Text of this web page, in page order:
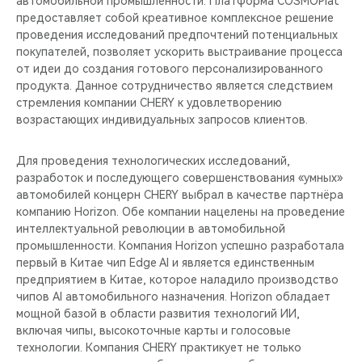
CHERY И СПОРТ
НАШИ МЕРОПРИЯТИЯ
ВИДЕООБЗОРЫ
CHERY ДЛЯ ДЕТЕЙ
предоставляет собой креативное комплексное решение
проведения исследований предпочтений потенциальных
покупателей, позволяет ускорить выстраивание процесса
от идеи до создания готового персонализированного
продукта. Данное сотрудничество является следствием
стремления компании CHERY к удовлетворению
возрастающих индивидуальных запросов клиентов.
Для проведения технологических исследований,
разработок и последующего совершенствования «умных»
автомобилей концерн CHERY выбрал в качестве партнёра
компанию Horizon. Обе компании нацелены на проведение
интеллектуальной революции в автомобильной
промышленности. Компания Horizon успешно разработала
первый в Китае чип Edge AI и является единственным
предприятием в Китае, которое наладило производство
чипов AI автомобильного назначения. Horizon обладает
мощной базой в области развития технологий ИИ,
включая чипы, высокоточные карты и голосовые
технологии. Компания CHERY практикует не только